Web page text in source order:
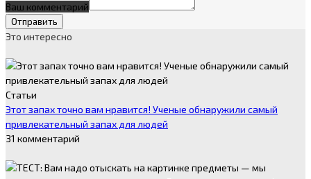
Ваш комментарий
Это интересно
Статьи
Этот запах точно вам нравится! Ученые обнаружили самый
привлекательный запах для людей
31 комментарий